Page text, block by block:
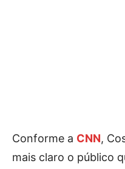
Conforme a CNN,
mais claro o público